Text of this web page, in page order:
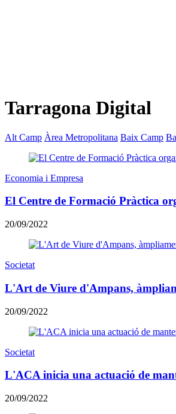
Tarragona Digital
Alt Camp Àrea Metropolitana Baix Camp
Economia i Empresa
El Centre de Formació Pràctica
20/09/2022
Societat
L'Art de Viure d'Ampans,
20/09/2022
Societat
L'ACA inicia una actuació de
20/09/2022